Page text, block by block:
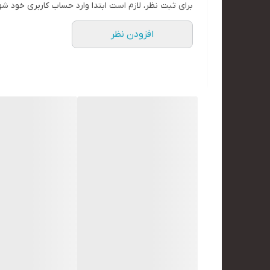
برای ثبت نظر، لازم است ابتدا وارد حساب کاربری خود
افزودن نظر